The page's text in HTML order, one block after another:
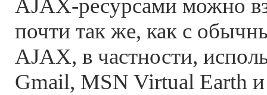
AJAX-ресурсами можно
почти так же, как с
AJAX, в частности,
Gmail, MSN Virtual Earth